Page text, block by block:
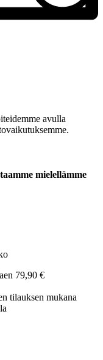
avulla
mielellämme
79,90 €
tilauksen mukana